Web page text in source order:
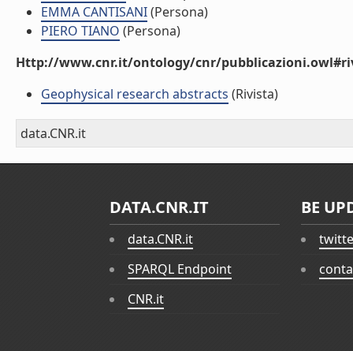
EMMA CANTISANI(Persona)
PIERO TIANO (Persona)
Http://www.cnr.it/ontology/cnr/
Geophysical research abstracts (Rivista)
data.CNR.it
DATA.CNR.IT
data.CNR.it
SPARQL Endpoint
CNR.it
BE